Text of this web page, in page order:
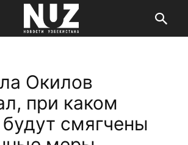
Окилов
при каком
смягчены